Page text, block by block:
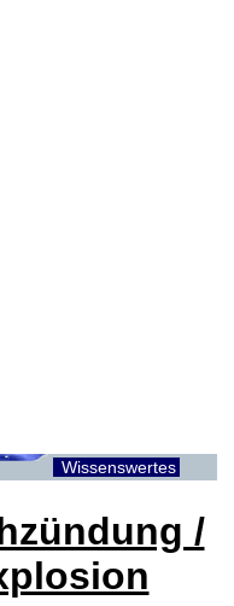
Wissenswertes
/